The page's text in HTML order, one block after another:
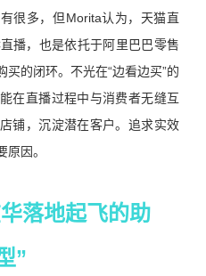
很多，但Morita认为，天猫直
播，也是依托于阿里巴巴零售
的闭环。不光在“边看边买”的
在直播过程中与消费者无缝互
铺，沉淀潜在客户。追求实效
因。
落地起飞的助
”